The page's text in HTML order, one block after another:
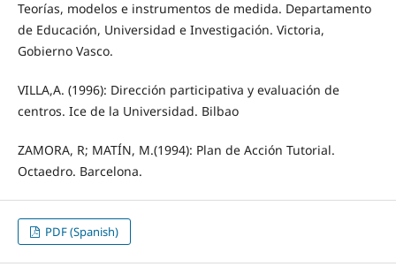
Teorías, modelos e instrumentos de medida. Departamento
de Educación, Universidad e Investigación. Victoria,
Gobierno Vasco.
VILLA,A. (1996): Dirección participativa y evaluación de
centros. Ice de la Universidad. Bilbao
ZAMORA, R; MATÍN, M.(1994): Plan de Acción Tutorial.
Octaedro. Barcelona.
PDF (Spanish)